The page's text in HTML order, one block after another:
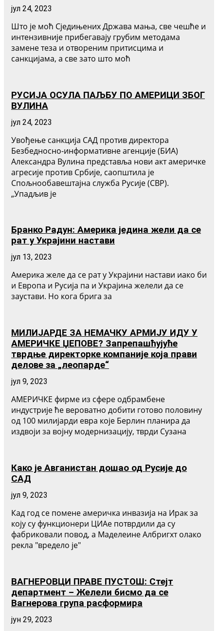
јул 24, 2023
Што је моћ Сједињених Држава мања, све чешће и
интензивније прибегавају грубим методама
замене теза и отвореним притисцима и
санкцијама, а све зато што моћ
РУСИЈА ОСУЛА ПАЉБУ ПО АМЕРИЦИ ЗБОГ
ВУЛИНА
јул 24, 2023
Увођење санкција САД против директора
Безбедносно-информативне агенције (БИА)
Александра Вулина представља нови акт америчке
агресије против Србије, саопштила је
Спољнообавештајна служба Русије (СВР).
„Упадљив је
Бранко Радун: Америка једина жели да се
рат у Украјини настави
јул 13, 2023
Америка желе да се рат у Украјини настави иако би
и Европа и Русија па и Украјина желели да се
заустави. Но кога брига за
МИЛИЈАРДЕ ЗА НЕМАЧКУ АРМИЈУ ИДУ У
АМЕРИЧКЕ ЏЕПОВЕ? Запрепашћујуће
тврдње директорке компаније која прави
делове за „леопарде“
јул 9, 2023
АМЕРИЧКЕ фирме из сфере одбрамбене
индустрије ће вероватно добити готово половину
од 100 милијарди евра које Берлин планира да
издвоји за војну модернизацију, тврди Сузана
Како је Авганистан дошао од Русије до
САД
јул 9, 2023
Кад год се помене америчка инвазија на Ирак за
коју су функционери ЦИАе потврдили да су
фабриковали повод, а Маделеине Албригхт олако
рекла "вредело је"
ВАГНЕРОВЦИ ПРАВЕ ПУСТОШ: Стејт
департмент – Желели бисмо да се
Вагнерова група расформира
јун 29, 2023